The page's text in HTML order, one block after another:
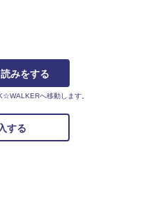
みをする
へ移動します。
する